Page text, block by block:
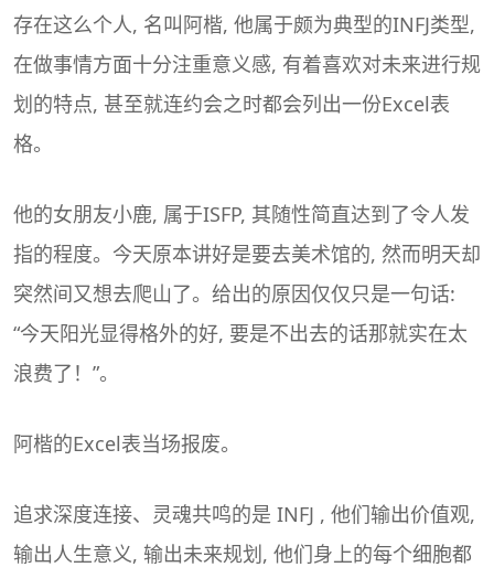
存在这么个人, 名叫阿楷, 他属于颇为典型的INFJ类型,
在做事情方面十分注重意义感, 有着喜欢对未来进行规
划的特点, 甚至就连约会之时都会列出一份Excel表
格。
他的女朋友小鹿, 属于ISFP, 其随性简直达到了令人发
指的程度。今天原本讲好是要去美术馆的, 然而明天却
突然间又想去爬山了。给出的原因仅仅只是一句话:
“今天阳光显得格外的好, 要是不出去的话那就实在太
浪费了！”。
阿楷的Excel表当场报废。
追求深度连接、灵魂共鸣的是 INFJ , 他们输出价值观,
输出人生意义, 输出未来规划, 他们身上的每个细胞都